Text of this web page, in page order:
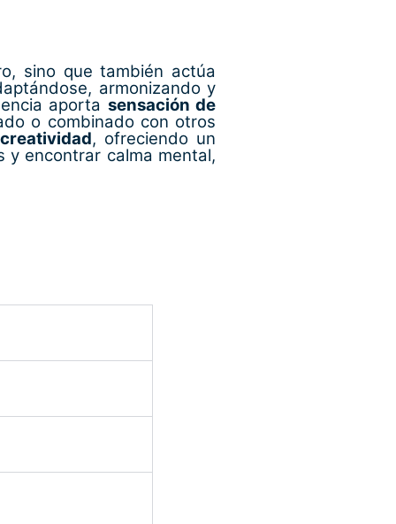
sino que también actúa
armonizando y
aporta sensación de
o combinado con otros
, ofreciendo un
y encontrar calma mental,